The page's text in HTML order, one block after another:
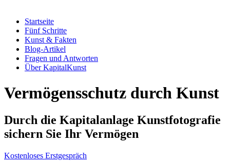
Startseite
Fünf Schritte
Kunst & Fakten
Blog-Artikel
Fragen und Antworten
Über KapitalKunst
Vermögensschutz durch Kunst
Durch die Kapitalanlage Kunstfotografie
sichern Sie Ihr Vermögen
Kostenloses Erstgespräch